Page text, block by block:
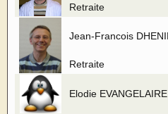
Retraite
Jean-Francois
Retraite
Elodie EVANGELAIRE